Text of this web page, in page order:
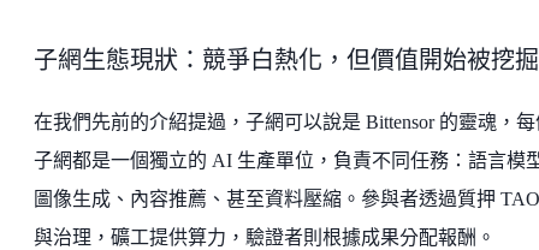
子網生態現狀：競爭白熱化，但價值開始被挖掘
在我們先前的介紹提過，子網可以說是 Bittensor 的靈魂，
子網都是一個獨立的 AI 生產單位，負責不同任務：語言模
圖像生成、內容推薦、甚至資料壓縮。參與者透過質押
與治理，礦工提供算力，驗證者則根據成果分配報酬。